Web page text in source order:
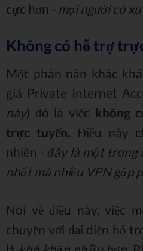
cực hơn - mọi người có
Không có hỗ trợ
Một phàn nàn khác
giá Private Internet
này) đó là việc không
trực tuyến. Điều này
nhiên - đây là một trong
nhất mà nhiều VPN gặp
Nói về điều này, việc
chuyện với đại diện hỗ